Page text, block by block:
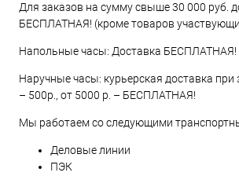
Для заказов на сумму свыше 30 000 руб.
БЕСПЛАТНАЯ! (кроме товаров
Напольные часы: Доставка БЕСПЛАТНАЯ!
Наручные часы: курьерская доставка при
– 500р., от 5000 р. – БЕСПЛАТНАЯ!
Мы работаем со следующими
Деловые линии
ПЭК